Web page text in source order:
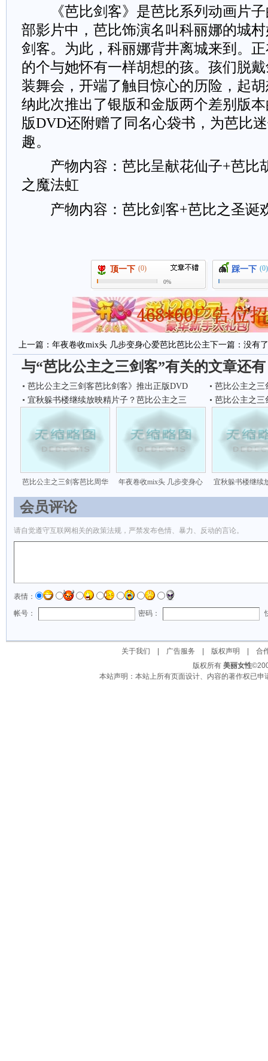
《芭比剑客》是芭比系列动画片子
部影片中，芭比饰演名叫科丽娜的城
剑客。为此，科丽娜背井离城来到。
的个与她怀有一样胡想的孩。孩们脱
装舞会，开端了触目惊心的历险，起
纳此次推出了银版和金版两个差别版
版DVD还附赠了同名心袋书，为芭比
趣。
产物内容：芭比呈献花仙子+芭比
之魔法虹
产物内容：芭比剑客+芭比之圣诞
顶一下 (0)
0%
踩一下 (0)
上一篇： 年夜卷收mix头 几步变身心爱芭比芭比公主下一篇：没有了
与“芭比公主之三剑客”有关的文章还
芭比公主之三剑客芭比剑客》推出正版DVD
芭比公主之三
宜秋躲书楼继续放映精片子？芭比公主之三
芭比公主之三
芭比公主之三剑客芭比周华 年夜卷收mix头 几步变身心 宜秋躲书楼继续
会员评论
请自觉遵守互联网相关的政策法规，严禁发布色情、暴力、反动的言论。
表情：
帐号：
密码：
关于我们 广告服务 版权声明
合
版权所有 美丽女性
本站声明：本站上所有页面设计、内容的著作权已